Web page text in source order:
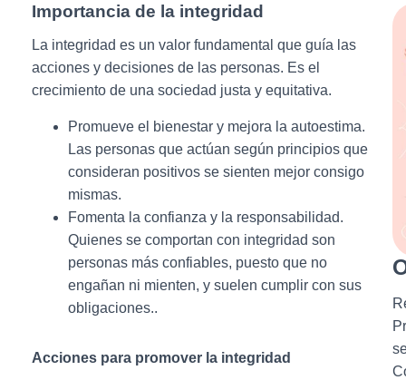
Importancia de la integridad
La integridad es un valor fundamental que guía las
acciones y decisiones de las personas. Es el
crecimiento de una sociedad justa y equitativa.
Promueve el bienestar y mejora la autoestima.
Las personas que actúan según principios que
consideran positivos se sienten mejor consigo
mismas.
Fomenta la confianza y la responsabilidad.
Quienes se comportan con integridad son
personas más confiables, puesto que no
engañan ni mienten, y suelen cumplir con sus
obligaciones..
Acciones para promover la integridad